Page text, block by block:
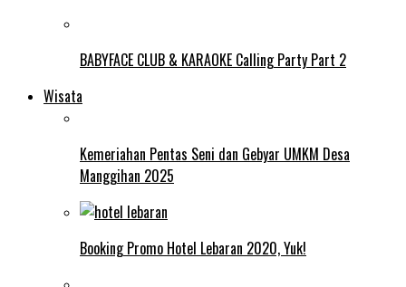
BABYFACE CLUB & KARAOKE Calling Party Part 2
Wisata
Kemeriahan Pentas Seni dan Gebyar UMKM Desa
Manggihan 2025
Booking Promo Hotel Lebaran 2020, Yuk!